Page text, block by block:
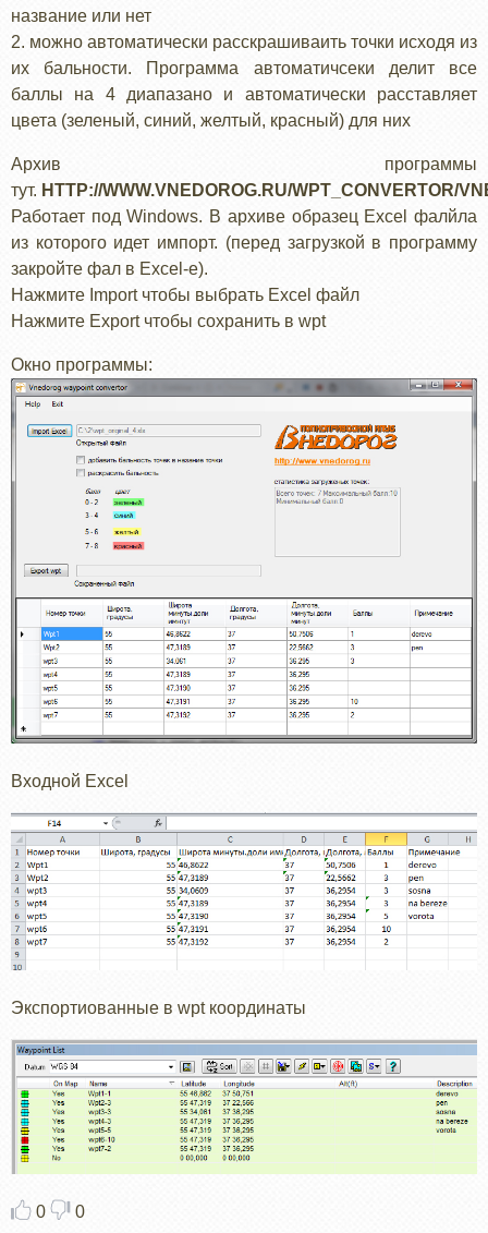
название или нет
2. можно автоматически расскрашиваить точки исходя из
их бальности. Программа автоматичсеки делит все
баллы на 4 диапазано и автоматически расставляет
цвета (зеленый, синий, желтый, красный) для них
Архив программы
тут. HTTP://WWW.VNEDOROG.RU/WPT_CONVERTOR/
Работает под Windows. В архиве образец Excel фалйла
из которого идет импорт. (перед загрузкой в программу
закройте фал в Excel-е).
Нажмите Import чтобы выбрать Excel файл
Нажмите Export чтобы сохранить в wpt
Окно программы:
Входной Excel
Экспортиованные в wpt координаты
0 0